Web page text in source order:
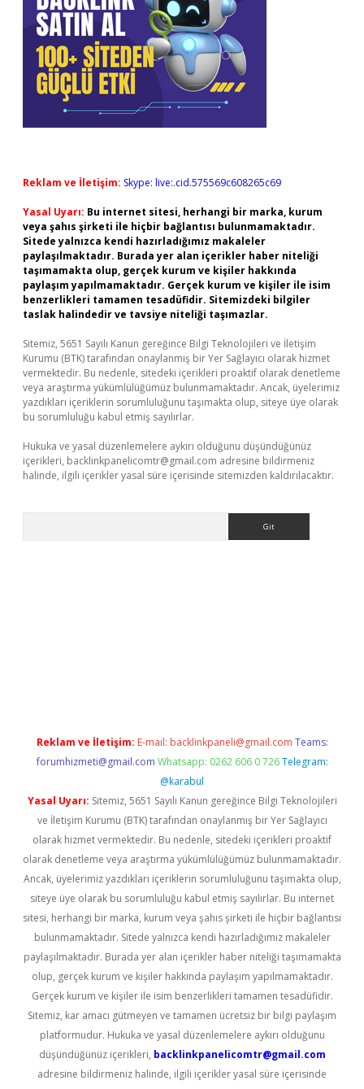
Reklam ve İletişim: Skype: live:.cid.575569c608265c69
Yasal Uyarı: Bu internet sitesi, herhangi bir marka, kurum
veya şahıs şirketi ile hiçbir bağlantısı bulunmamaktadır.
Sitede yalnızca kendi hazırladığımız makaleler
paylaşılmaktadır. Burada yer alan içerikler haber niteliği
taşımamakta olup, gerçek kurum ve kişiler hakkında
paylaşım yapılmamaktadır. Gerçek kurum ve kişiler ile isim
benzerlikleri tamamen tesadüfidir. Sitemizdeki bilgiler
taslak halindedir ve tavsiye niteliği taşımazlar.
Sitemiz, 5651 Sayılı Kanun gereğince Bilgi Teknolojileri ve İletişim
Kurumu (BTK) tarafından onaylanmış bir Yer Sağlayıcı olarak hizmet
vermektedir. Bu nedenle, sitedeki içerikleri proaktif olarak denetleme
veya araştırma yükümlülüğümüz bulunmamaktadır. Ancak, üyelerimiz
yazdıkları içeriklerin sorumluluğunu taşımakta olup, siteye üye olarak
bu sorumluluğu kabul etmiş sayılırlar.
Hukuka ve yasal düzenlemelere aykırı olduğunu düşündüğünüz
içerikleri, backlinkpanelicomtr@gmail.com adresine bildirmeniz
halinde, ilgili içerikler yasal süre içerisinde sitemizden kaldırılacaktır.
Reklam ve İletişim: E-mail: backlinkpaneli@gmail.com Teams:
forumhizmeti@gmail.com Whatsapp: 0262 606 0 726 Telegram:
@karabul
Yasal Uyarı: Sitemiz, 5651 Sayılı Kanun gereğince Bilgi Teknolojileri
ve İletişim Kurumu (BTK) tarafından onaylanmış bir Yer Sağlayıcı
olarak hizmet vermektedir. Bu nedenle, sitedeki içerikleri proaktif
olarak denetleme veya araştırma yükümlülüğümüz bulunmamaktadır.
Ancak, üyelerimiz yazdıkları içeriklerin sorumluluğunu taşımakta olup,
siteye üye olarak bu sorumluluğu kabul etmiş sayılırlar. Bu internet
sitesi, herhangi bir marka, kurum veya şahıs şirketi ile hiçbir bağlantısı
bulunmamaktadır. Sitede yalnızca kendi hazırladığımız makaleler
paylaşılmaktadır. Burada yer alan içerikler haber niteliği taşımamakta
olup, gerçek kurum ve kişiler hakkında paylaşım yapılmamaktadır.
Gerçek kurum ve kişiler ile isim benzerlikleri tamamen tesadüfidir.
Sitemiz, kar amacı gütmeyen ve tamamen ücretsiz bir bilgi paylaşım
platformudur. Hukuka ve yasal düzenlemelere aykırı olduğunu
düşündüğünüz içerikleri, backlinkpanelicomtr@gmail.com
adresine bildirmeniz halinde, ilgili içerikler yasal süre içerisinde